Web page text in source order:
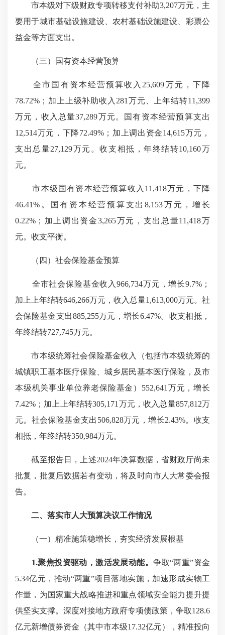
市本级对下级财政专项转移支付补助3,207万元，主
要用于城市基础设施建设、农村基础设施建设、彩票公
益金等方面支出。
（三）国有资本经营预算
全市国有资本经营预算收入25,609万元，下降
78.72%；加上上级补助收入281万元、上年结转11,399
万元，收入总量37,289万元。国有资本经营预算支出
12,514万元，下降72.49%；加上调出资金14,615万元，
支出总量27,129万元。收支相抵，年终结转10,160万
元。
市本级国有资本经营预算收入11,418万元，下降
46.41%。国有资本经营预算支出8,153万元，增长
0.22%；加上调出资金3,265万元，支出总量11,418万
元。收支平衡。
（四）社会保险基金预算
全市社会保险基金收入966,734万元，增长9.7%；
加上上年结转646,266万元，收入总量1,613,000万元。社
会保险基金支出885,255万元，增长6.47%。收支相抵，
年终结转727,745万元。
市本级统筹社会保险基金收入（包括市本级统筹的
城镇职工基本医疗保险、城乡居民基本医疗保险，及市
本级机关事业单位养老保险基金）552,641万元，增长
7.42%；加上上年结转305,171万元，收入总量857,812万
元。社会保险基金支出506,828万元，增长2.43%。收支
相抵，年终结转350,984万元。
截至报告日，上述2024年决算数据，省财政厅尚未
批复，批复后数据若有变动，将及时向市人大常委会报
告。
二、落实市人大预算决议工作情况
（一）精准施策稳增长，夯实经济发展根基
1.聚焦投资驱动，激活发展动能。争取“两重”资金
5.34亿元，推动“两重”项目落地实施，加速形成实物工
作量，为国家重大战略推进和重点领域安全能力提升提
供坚实支撑。深度对接地方政府专项债政策，争取128.6
亿元新增债券资金（其中市本级17.32亿元），精准投向